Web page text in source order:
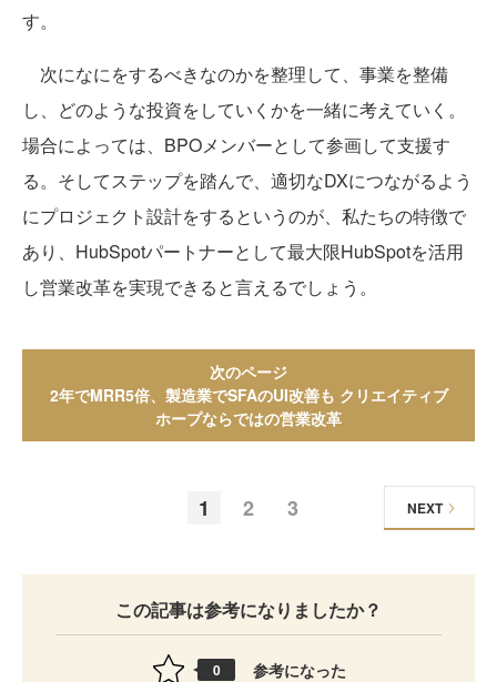
す。
次になにをするべきなのかを整理して、事業を整備
し、どのような投資をしていくかを一緒に考えていく。
場合によっては、BPOメンバーとして参画して支援す
る。そしてステップを踏んで、適切なDXにつながるよう
にプロジェクト設計をするというのが、私たちの特徴で
あり、HubSpotパートナーとして最大限HubSpotを活用
し営業改革を実現できると言えるでしょう。
次のページ
2年でMRR5倍、製造業でSFAのUI改善も クリエイティブ
ホープならではの営業改革
1 2 3 NEXT
この記事は参考になりましたか？
0 参考になった